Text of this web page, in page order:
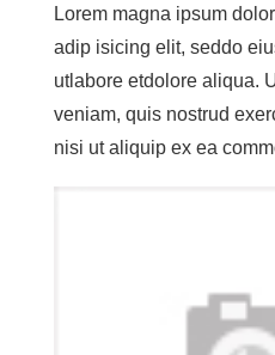
Lorem magna ipsum
adip isicing elit, seddo
utlabore etdolore aliqua.
veniam, quis nostrud
nisi ut aliquip ex ea